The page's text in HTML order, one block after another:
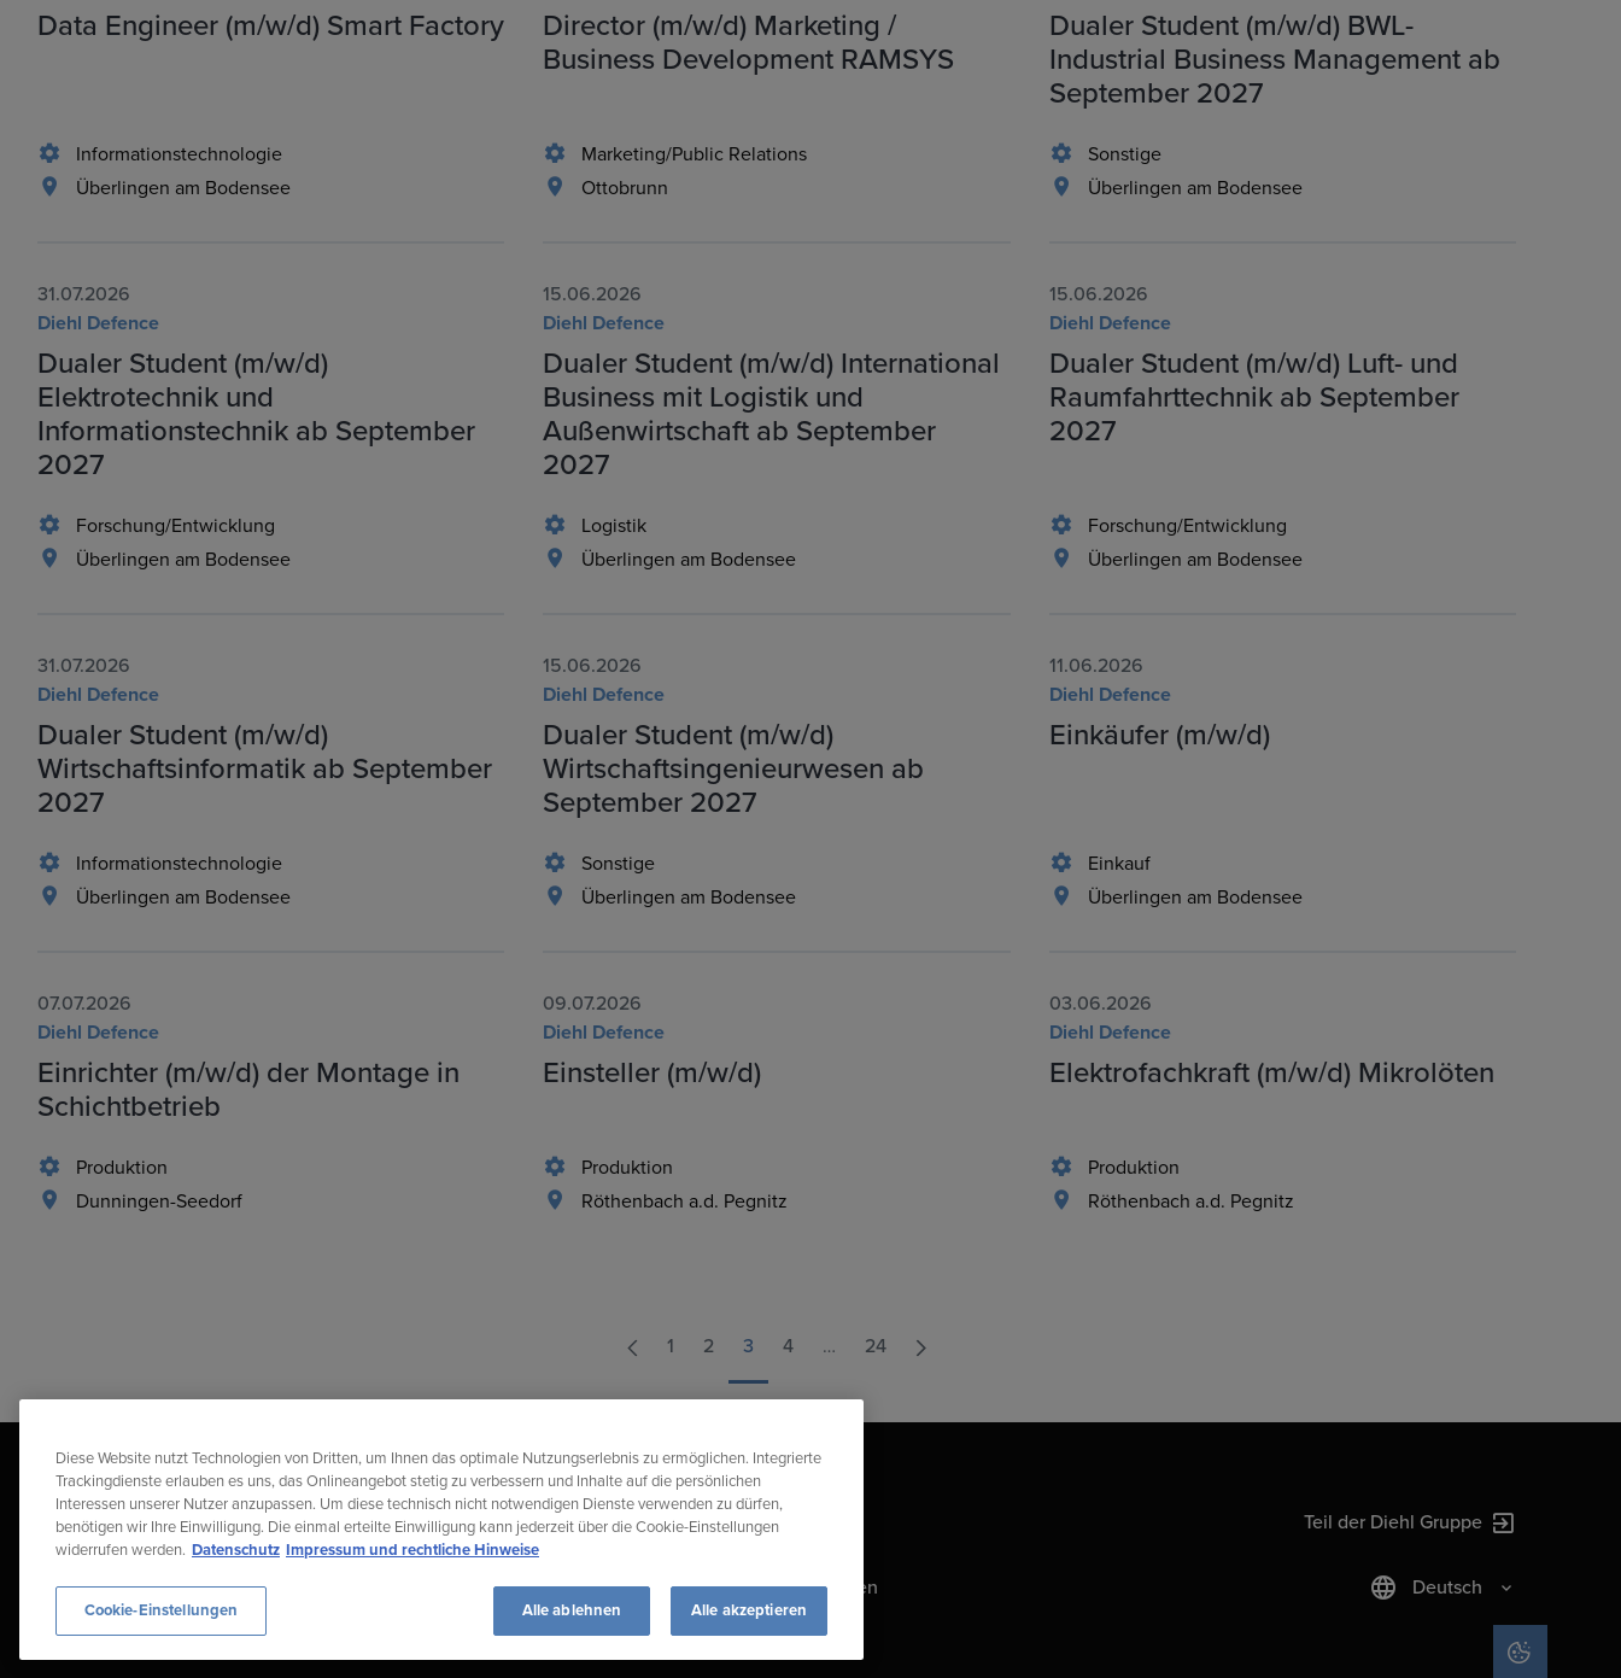
Data Engineer (m/w/d) Smart Factory
Informationstechnologie
Überlingen am Bodensee
Director (m/w/d) Marketing /
Business Development RAMSYS
Marketing/Public Relations
Ottobrunn
Dualer Student (m/w/d) BWL-
Industrial Business Management ab
September 2027
Sonstige
Überlingen am Bodensee
31.07.2026
Diehl Defence
Dualer Student (m/w/d)
Elektrotechnik und
Informationstechnik ab September
2027
Forschung/Entwicklung
Überlingen am Bodensee
15.06.2026
Diehl Defence
Dualer Student (m/w/d) International
Business mit Logistik und
Außenwirtschaft ab September
2027
Logistik
Überlingen am Bodensee
15.06.2026
Diehl Defence
Dualer Student (m/w/d) Luft- und
Raumfahrttechnik ab September
2027
Forschung/Entwicklung
Überlingen am Bodensee
31.07.2026
Diehl Defence
Dualer Student (m/w/d)
Wirtschaftsinformatik ab September
2027
Informationstechnologie
Überlingen am Bodensee
15.06.2026
Diehl Defence
Dualer Student (m/w/d)
Wirtschaftsingenieurwesen ab
September 2027
Sonstige
Überlingen am Bodensee
11.06.2026
Diehl Defence
Einkäufer (m/w/d)
Einkauf
Überlingen am Bodensee
07.07.2026
Diehl Defence
Einrichter (m/w/d) der Montage in
Schichtbetrieb
Produktion
Dunningen-Seedorf
09.07.2026
Diehl Defence
Einsteller (m/w/d)
Produktion
Röthenbach a.d. Pegnitz
03.06.2026
Diehl Defence
Elektrofachkraft (m/w/d) Mikrolöten
Produktion
Röthenbach a.d. Pegnitz
1 2 3 4 … 24
Teil der Diehl Gruppe
Diehl Stiftung & Co. KG © 2026 Gender-HinweisImpressumCompliance-Verstoß melden Deutsch
COOKIE-
Diese Website nutzt Technologien von Dritten, um Ihnen das optimale Nutzungserlebnis zu ermöglichen. Integrierte
Trackingdienste erlauben es uns, das Onlineangebot stetig zu verbessern und Inhalte auf die persönlichen
Interessen unserer Nutzer anzupassen. Um diese technisch nicht notwendigen Dienste verwenden zu dürfen,
benötigen wir Ihre Einwilligung. Die einmal erteilte Einwilligung kann jederzeit über die Cookie-Einstellungen
widerrufen werden. Datenschutz Impressum und rechtliche Hinweise
Alle ablehnen Alle akzeptieren
Cookie-Einstellungen